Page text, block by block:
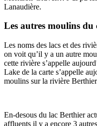
Lanaudière.
Les autres moulins
Les noms des lacs et des
on voit qu’il y a un autre
cette rivière s’appelle
Lake de la carte s’appelle
moulins sur la rivière
En-desous du lac Berthier
affluents il y a encore 3